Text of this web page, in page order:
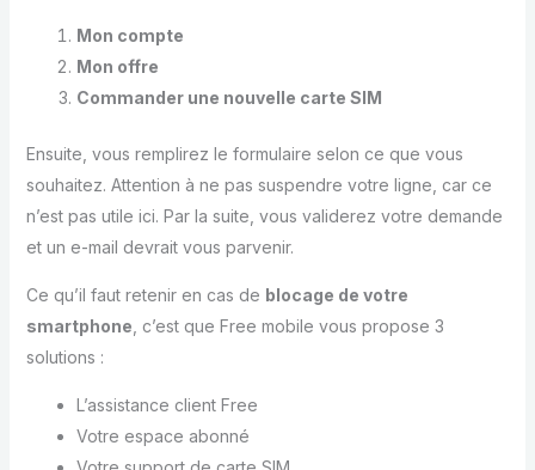
Mon compte
Mon offre
Commander une nouvelle carte SIM
Ensuite, vous remplirez le formulaire selon ce que vous
souhaitez. Attention à ne pas suspendre votre ligne, car ce
n’est pas utile ici. Par la suite, vous validerez votre demande
et un e-mail devrait vous parvenir.
Ce qu’il faut retenir en cas de blocage de votre
smartphone , c’est que Free mobile vous propose 3
solutions :
L’assistance client Free
Votre espace abonné